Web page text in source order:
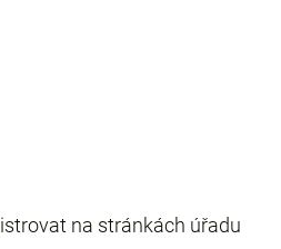
na stránkách úřadu